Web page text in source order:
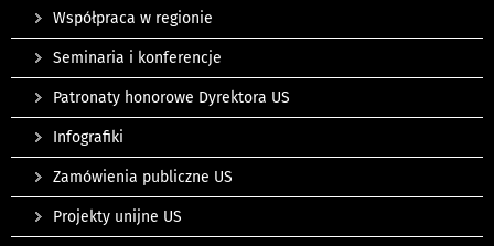
Współpraca w regionie
Seminaria i konferencje
Patronaty honorowe Dyrektora US
Infografiki
Zamówienia publiczne US
Projekty unijne US